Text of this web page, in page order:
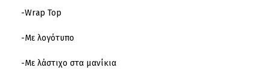
-Wrap Top
-Με λογότυπο
-Με λάστιχο στα μανίκια